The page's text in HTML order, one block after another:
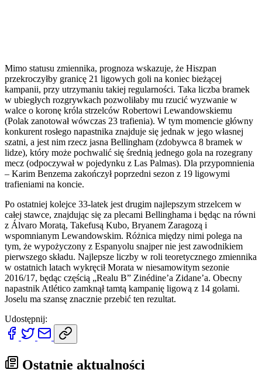
Mimo statusu zmiennika, prognoza wskazuje, że Hiszpan
przekroczyłby granicę 21 ligowych goli na koniec bieżącej
kampanii, przy utrzymaniu takiej regularności. Taka liczba bramek
w ubiegłych rozgrywkach pozwoliłaby mu rzucić wyzwanie w
walce o koronę króla strzelców Robertowi Lewandowskiemu
(Polak zanotował wówczas 23 trafienia). W tym momencie główny
konkurent rosłego napastnika znajduje się jednak w jego własnej
szatni, a jest nim rzecz jasna Bellingham (zdobywca 8 bramek w
lidze), który może pochwalić się średnią jednego gola na rozegrany
mecz (odpoczywał w pojedynku z Las Palmas). Dla przypomnienia
– Karim Benzema zakończył poprzedni sezon z 19 ligowymi
trafieniami na koncie.
Po ostatniej kolejce 33-latek jest drugim najlepszym strzelcem w
całej stawce, znajdując się za plecami Bellinghama i będąc na równi
z Álvaro Moratą, Takefusą Kubo, Bryanem Zaragozą i
wspomnianym Lewandowskim. Różnica między nimi polega na
tym, że wypożyczony z Espanyolu snajper nie jest zawodnikiem
pierwszego składu. Najlepsze liczby w roli teoretycznego zmiennika
w ostatnich latach wykręcił Morata w niesamowitym sezonie
2016/17, będąc częścią „Realu B” Zinédine’a Zidane’a. Obecny
napastnik Atlético zamknął tamtą kampanię ligową z 14 golami.
Joselu ma szansę znacznie przebić ten rezultat.
Udostępnij:
Ostatnie aktualności